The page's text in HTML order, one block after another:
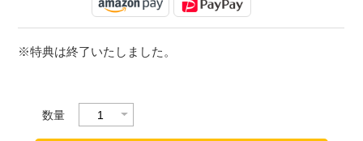
※特典は終了いたしました。
数量